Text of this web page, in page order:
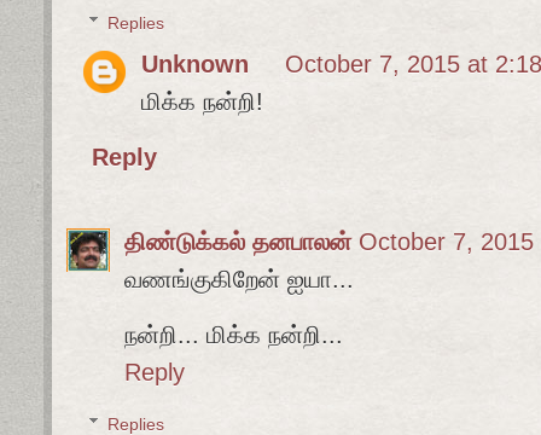
Replies
Unknown
October 7, 2015 at
மிக்க நன்றி!
Reply
திண்டுக்கல் தனபாலன் October 7, 2015
வணங்குகிறேன் ஐயா...
நன்றி... மிக்க நன்றி...
Reply
Replies